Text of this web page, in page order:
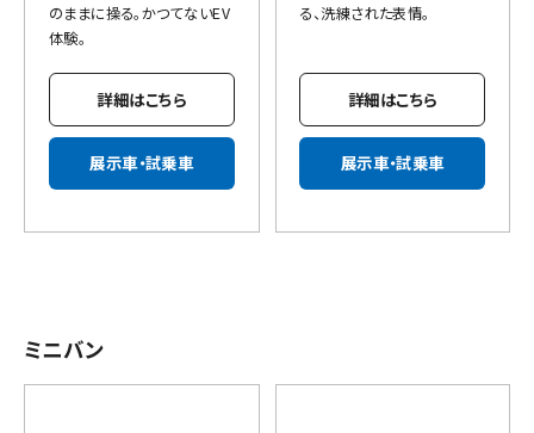
のままに操る。かつてないEV
体験。
詳細はこちら
展示車・試乗車
る、洗練された表情。
詳細はこちら
展示車・試乗車
ミニバン